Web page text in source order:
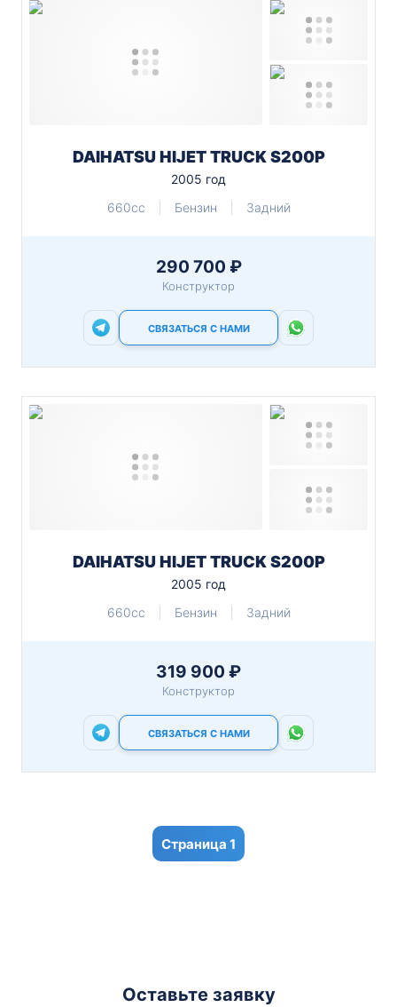
DAIHATSU HIJET TRUCK S200P
2005 год
660cc
Бензин Задний
290 700 ₽
Конструктор
СВЯЗАТЬСЯ С НАМИ
DAIHATSU HIJET TRUCK S200P
2005 год
660cc
Бензин Задний
319 900 ₽
Конструктор
СВЯЗАТЬСЯ С НАМИ
1
Оставьте заявку